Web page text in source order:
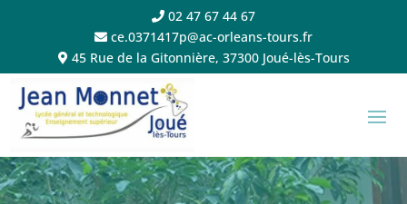
02 47 67 44 67
ce.0371417p@ac-orleans-tours.fr
45 Rue de la Gitonnière, 37300 Joué-lès-Tours